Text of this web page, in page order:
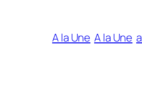
A la Une A la Une